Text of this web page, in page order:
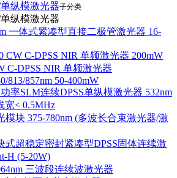
纵模激光器子分类
纵模激光器
一体式紧凑型直接二极管激光器 16-
CW C-DPSS NIR 单频激光器 200mW
C-DPSS NIR 单频激光器
813/857nm 50-400mW
率SLM连续DPSS单纵模激光器 532nm
宽< 0.5MHz
模块 375-780nm (多波长合束激光器/激
式超稳定密封紧凑型DPSS固体连续激
H (5-20W)
三波段连续波激光器